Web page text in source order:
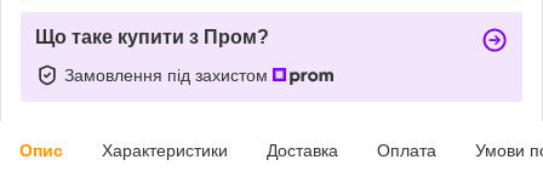
Що таке купити з Пром?
Замовлення під захистом
Опис Характеристики Доставка Оплата Умови